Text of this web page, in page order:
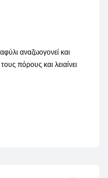
αναζωογονεί και
πόρους και λειαίνει